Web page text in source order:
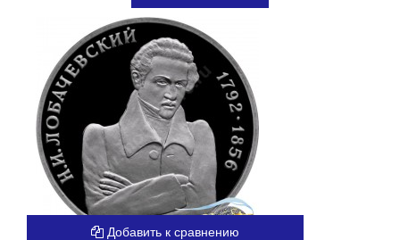
Нет в наличии
Добавить к сравнению